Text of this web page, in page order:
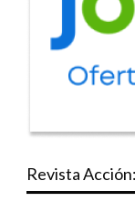
Revista